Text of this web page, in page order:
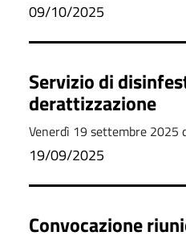
09/10/2025
Servizio di
derattizzazione
Venerdì 19 settembre 2025
19/09/2025
Convocazione